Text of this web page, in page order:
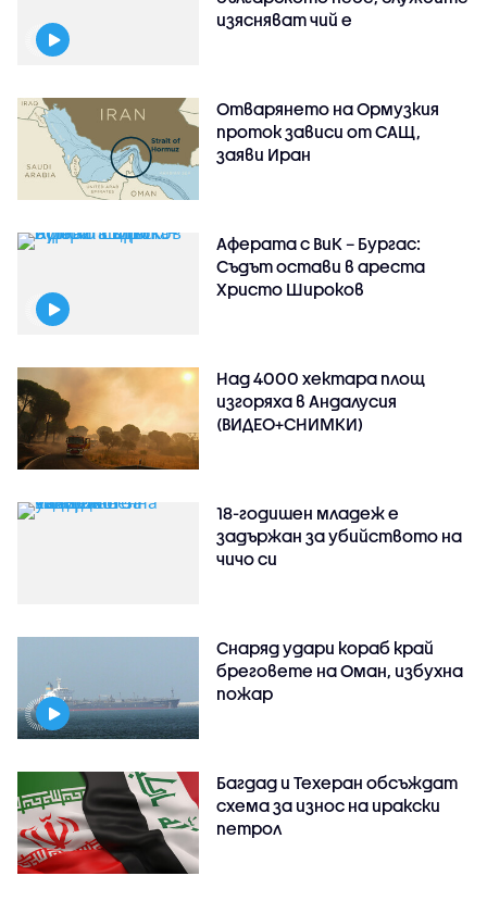
изясняват чий е
Отварянето на Ормузкия
проток зависи от САЩ,
заяви Иран
Аферата с ВиК – Бургас:
Съдът остави в ареста
Христо Широков
Над 4000 хектара площ
изгоряха в Андалусия
(ВИДЕО+СНИМКИ)
18-годишен младеж е
задържан за убийството на
чичо си
Снаряд удари кораб край
бреговете на Оман, избухна
пожар
Багдад и Техеран обсъждат
схема за износ на иракски
петрол